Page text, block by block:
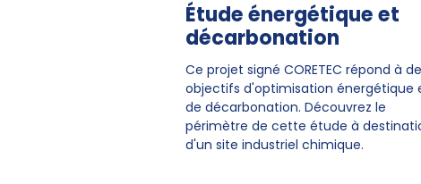
Étude énergétique et
décarbonation
Ce projet signé CORETEC répond à
objectifs d'optimisation énergétique
de décarbonation. Découvrez le
périmètre de cette étude à
d'un site industriel chimique.